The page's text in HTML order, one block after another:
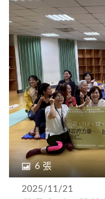
6 張
2025/11/21